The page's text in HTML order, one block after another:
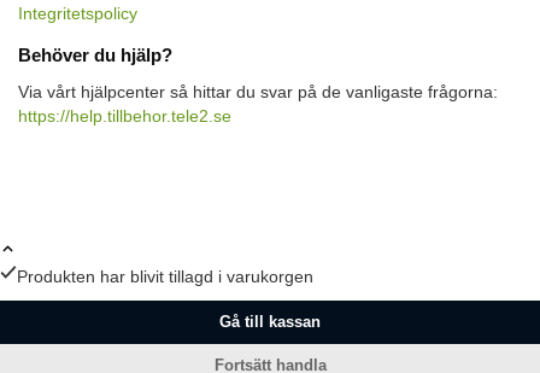
Integritetspolicy
Behöver du hjälp?
Via vårt hjälpcenter så hittar du svar på de vanligaste frågorna:
https://help.tillbehor.tele2.se
Produkten har blivit tillagd i varukorgen
Gå till kassan
Fortsätt handla